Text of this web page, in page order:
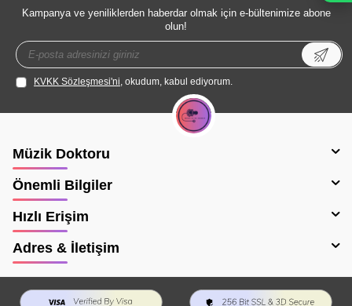
Kampanya ve yeniliklerden haberdar olmak için e-bültenimize abone
olun!
KVKK Sözleşmesi'ni, okudum, kabul ediyorum.
Müzik Doktoru
Önemli Bilgiler
Hızlı Erişim
Adres & İletişim